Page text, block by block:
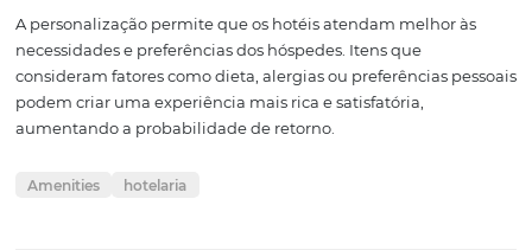
À medida que os hóspedes se tornam mais exigentes,
que conseguem inovar e se adaptar a essas mudanças
em uma posição privilegiada para prosperar. A atenção
fundamentais para garantir que cada estadia seja única